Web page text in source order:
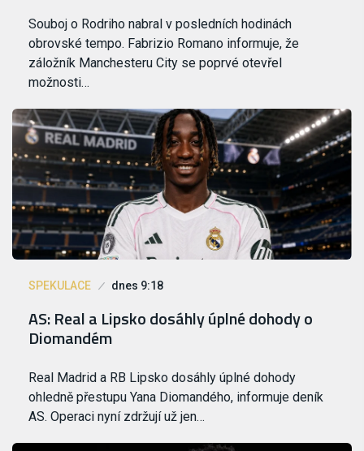
Souboj o Rodriho nabral v posledních hodinách
obrovské tempo. Fabrizio Romano informuje, že
záložník Manchesteru City se poprvé otevřel
možnosti…
SPEKULACE dnes 9:18
AS: Real a Lipsko dosáhly úplné dohody o
Diomandém
Real Madrid a RB Lipsko dosáhly úplné dohody
ohledně přestupu Yana Diomandého, informuje deník
AS. Operaci nyní zdržují už jen…